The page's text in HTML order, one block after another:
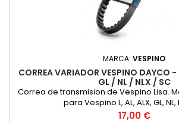
MARCA: VESPINO
CORREA VARIADOR VESPINO DAYCO
GL / NL / NLX / SC
Correa de transmision de Vespino Lisa.
para Vespino L, AL, ALX, GL, NL,
Precio
17,00 €